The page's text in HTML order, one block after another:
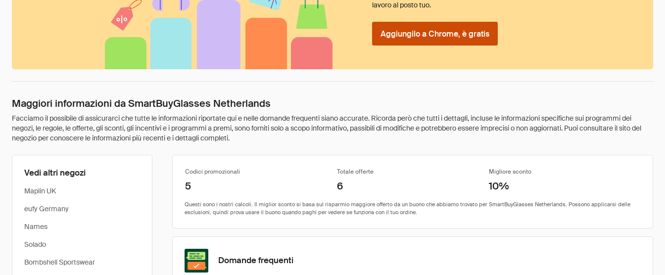
lavoro al posto tuo.
Aggiungilo a Chrome, è gratis
Maggiori informazioni da SmartBuyGlasses Netherlands
Facciamo il possibile di assicurarci che tutte le informazioni riportate qui e nelle domande frequenti siano accurate. Ricorda però che tutti i dettagli, incluse le informazioni specifiche sui programmi dei
negozi, le regole, le offerte, gli sconti, gli incentivi e i programmi a premi, sono forniti solo a scopo informativo, passibili di modifiche e potrebbero essere imprecisi o non aggiornati. Puoi consultare il sito del
negozio per conoscere le informazioni più recenti e i dettagli completi.
Vedi altri negozi
Maplin UK
eufy Germany
Names
Solado
Bombshell Sportswear
Codici promozionali Totale offerte Migliore sconto
5 6 10%
Domande frequenti